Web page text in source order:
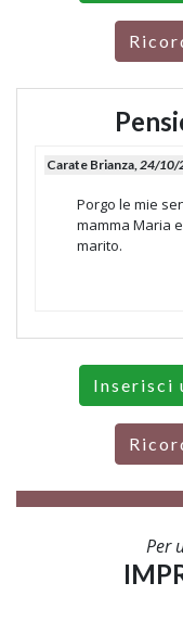
Carate Brianza,24/10/
Porgo le mie
mamma Maria
marito.
Inserisci
Per